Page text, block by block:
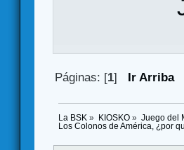
Páginas: [1] Ir Arriba
La BSK » KIOSKO» Juego del
Los Colonos de América, ¿por